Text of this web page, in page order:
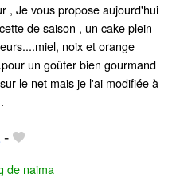
, Je vous propose aujourd'hui
de saison , un cake plein
noix et orange
un goûter bien gourmand
le net mais je l'ai modifiée à
-
de naima